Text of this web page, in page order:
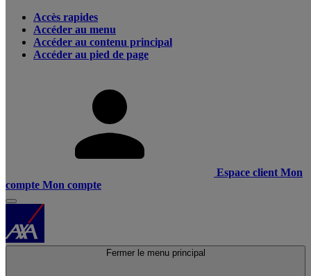
Accès rapides
Accéder au menu
Accéder au contenu principal
Accéder au pied de page
Espace client Mon
compte Mon compte
Fermer le menu principal